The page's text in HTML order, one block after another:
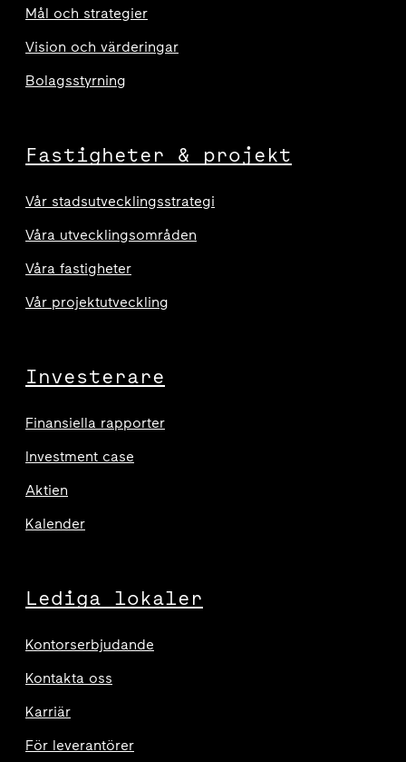
Mål och strategier
Vision och värderingar
Bolagsstyrning
Fastigheter & projekt
Vår stadsutvecklingsstrategi
Våra utvecklingsområden
Våra fastigheter
Vår projektutveckling
Investerare
Finansiella rapporter
Investment case
Aktien
Kalender
Lediga lokaler
Kontorserbjudande
Kontakta oss
Karriär
För leverantörer